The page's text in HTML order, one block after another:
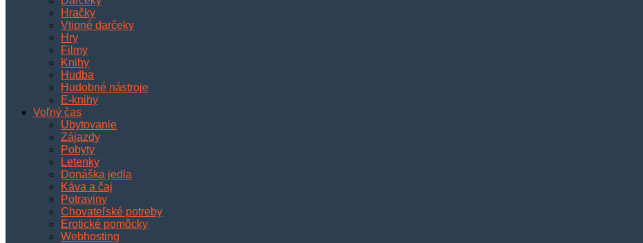
Hračky
Vtipné darčeky
Hry
Filmy
Knihy
Hudba
Hudobné nástroje
E-knihy
Voľný čas
Ubytovanie
Zájazdy
Pobyty
Letenky
Donáška jedla
Káva a čaj
Potraviny
Chovateľské potreby
Erotické pomôcky
Webhosting